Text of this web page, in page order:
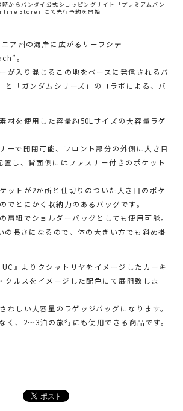
からバンダイ公式ショッピングサイト「プレミアムバン
Store」にて先行予約を開始
ア州の海岸に広がるサーフシテ
。
が入り混じるこの地をベースに発信されるバ
と「ガンダムシリーズ」のコラボによる、バ
材を使用した容量約50Lサイズの大容量ラゲ
ーで開閉可能、フロント部分の外側に大き目
置し、背面側にはファスナー付きのポケット
ットが2か所と仕切りのついた大き目のポケ
でとにかく収納力のあるバッグです。
肩紐でショルダーバッグとしても使用可能。
の長さになるので、体の大きい方でも斜め掛
UC』よりクシャトリヤをイメージしたカーキ
クルスをイメージした配色にて展開致しま
わしい大容量のラゲッジバッグになります。
く、2～3泊の旅行にも使用できる商品です。